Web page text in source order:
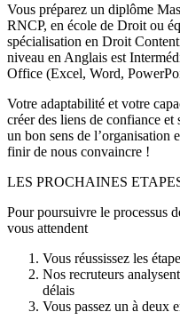
Vous préparez un diplôme
RNCP, en école de Droit ou
spécialisation en Droit
niveau en Anglais est
Office (Excel, Word,
Votre adaptabilité et votre
créer des liens de confiance
un bon sens de l’organisation
finir de nous convaincre !
LES PROCHAINES
Pour poursuivre le processus
vous attendent
Vous réussissez les
Nos recruteurs
délais
Vous passez un à deux